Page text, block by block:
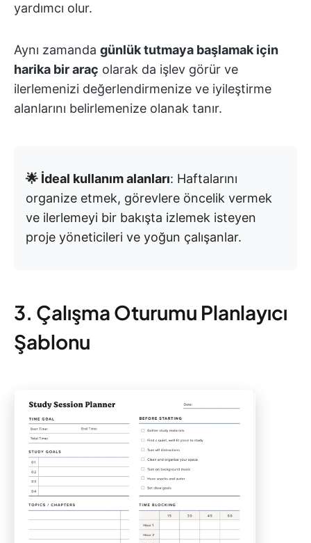
yardımcı olur.
Aynı zamanda günlük tutmaya başlamak için
harika bir araç olarak da işlev görür ve
ilerlemenizi değerlendirmenize ve iyileştirme
alanlarını belirlemenize olanak tanır.
🌟 İdeal kullanım alanları: Haftalarını
organize etmek, görevlere öncelik vermek
ve ilerlemeyi bir bakışta izlemek isteyen
proje yöneticileri ve yoğun çalışanlar.
3. Çalışma Oturumu Planlayıcı
Şablonu